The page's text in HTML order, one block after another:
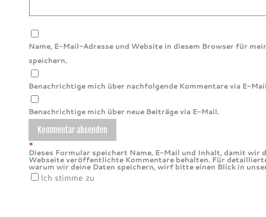
Name, E-Mail-Adresse und Website in diesem Browser für
speichern.
Benachrichtige mich über nachfolgende Kommentare via E-
Benachrichtige mich über neue Beiträge via E-Mail.
*
Dieses Formular speichert Name, E-Mail und Inhalt, damit wir
Webseite veröffentlichte Kommentare behalten. Für
warum wir deine Daten speichern, wirf bitte einen Blick in
Ich stimme zu